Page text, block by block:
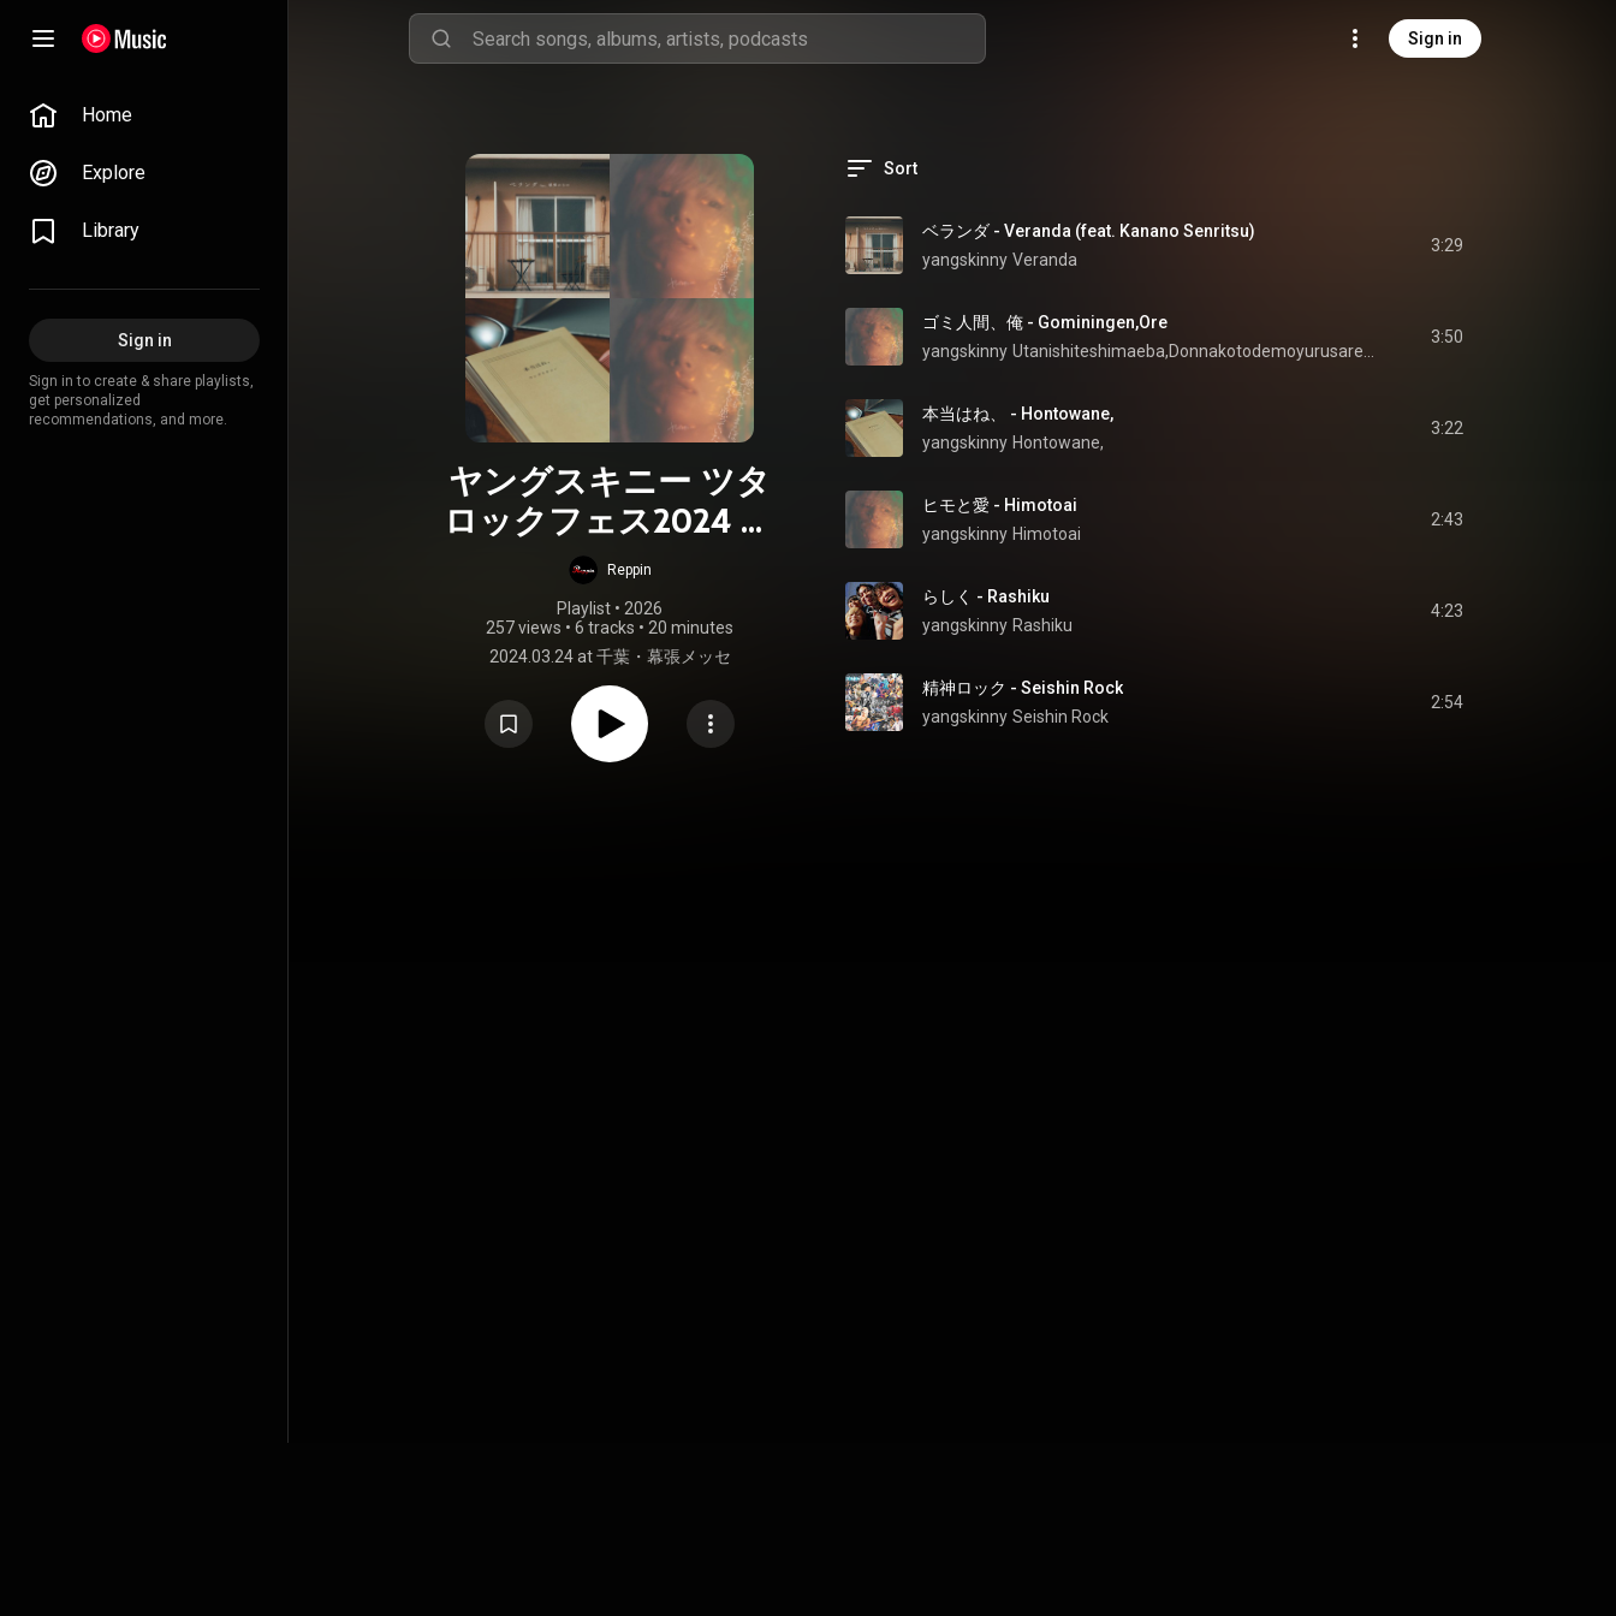
Sign in
Home
Explore
Library
Sign in
Sign in to create & share playlists,
get personalized
recommendations, and more.
ヤングスキニー ツタ
ロックフェス2024 セ
ットリスト
Reppin
Playlist • 2026
257 views • 6 tracks • 20 minutes
2024.03.24 at 千葉・幕張メッセ
Sort
ベランダ - Veranda (feat. Kanano Senritsu)
yangskinny Veranda
3:29
ゴミ人間、俺 - Gominingen,Ore
yangskinny
3:50
本当はね、 - Hontowane,
yangskinny Hontowane,
3:22
ヒモと愛 - Himotoai
yangskinny Himotoai
2:43
らしく - Rashiku
yangskinny Rashiku
4:23
精神ロック - Seishin Rock
yangskinny Seishin Rock
2:54